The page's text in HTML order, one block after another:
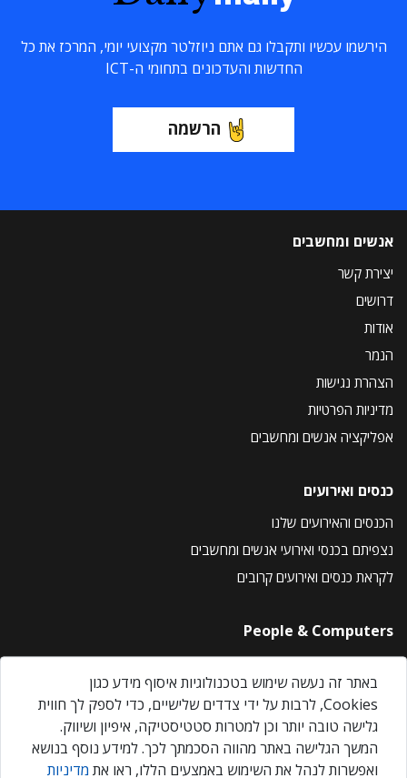
הירשמו עכשיו ותקבלו גם אתם ניוזלטר מקצועי יומי, המרכז את כל
החדשות והעדכונים בתחומי ה-ICT
הרשמה
אנשים ומחשבים
יצירת קשר
דרושים
אודות
הנמר
הצהרת נגישות
מדיניות הפרטיות
אפליקציה אנשים ומחשבים
כנסים ואירועים
הכנסים והאירועים שלנו
נצפיתם בכנסי ואירועי אנשים ומחשבים
לקראת כנסים ואירועים קרובים
People & Computers
About Us
Privacy Policy
Contact Us
Our Events
באתר זה נעשה שימוש בטכנולוגיות איסוף מידע כגון
Cookies, לרבות על ידי צדדים שלישיים, כדי לספק לך חווית
גלישה טובה יותר וכן למטרות סטטיסטיקה, איפיון ושיווק.
המשך הגלישה באתר מהווה הסכמתך לכך. למידע נוסף בנושא
ואפשרות לנהל את השימוש באמצעים הללו, ראו את מדיניות